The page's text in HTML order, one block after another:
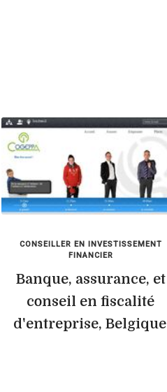
CONSEILLER EN INVESTISSEMENT
FINANCIER
Banque, assurance, et
conseil en fiscalité
d'entreprise, Belgique